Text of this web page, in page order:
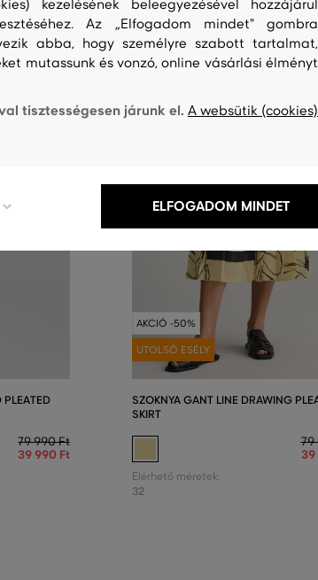
PLEATED
79 990 Ft
39 990 Ft
AKCIÓ -50%
UTOLSÓ ESÉLY
SZOKNYA GANT LINE DRAWING
SKIRT
79
39
Elérhető méretek:
32
kezelésének beleegyezésével hozzájárul
Az „Elfogadom mindet" gombra
abba, hogy személyre szabott tartalmat,
mutassunk és vonzó, online vásárlási élményt
tisztességesen járunk el. A websütik (cookies)
ELFOGADOM MINDET